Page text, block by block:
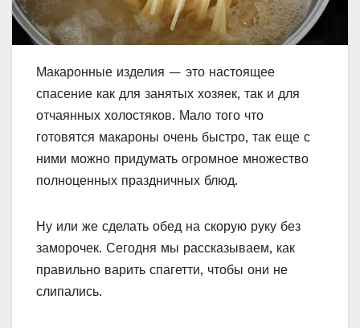
Макаронные изделия — это настоящее
спасение как для занятых хозяек, так и для
отчаянных холостяков. Мало того что
готовятся макароны очень быстро, так еще с
ними можно придумать огромное множество
полноценных праздничных блюд.
Ну или же сделать обед на скорую руку без
заморочек. Сегодня мы рассказываем, как
правильно варить спагетти, чтобы они не
слипались.